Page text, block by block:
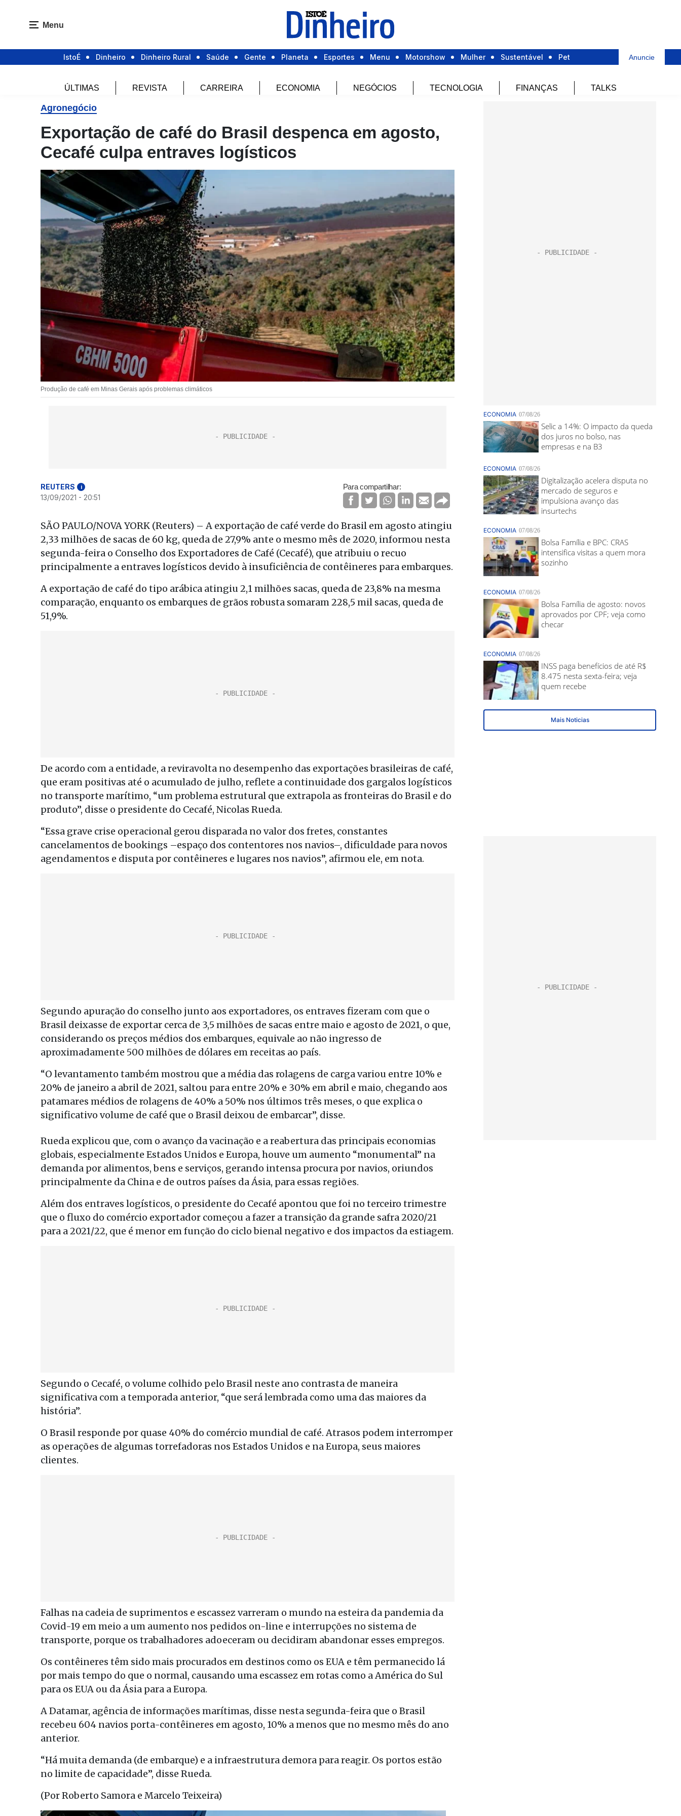
Menu
IstoÉ Dinheiro Dinheiro Rural Saúde Gente Planeta Esportes Menu Motorshow Mulher Sustentável Pet Anuncie
ÚLTIMAS REVISTA CARREIRA ECONOMIA NEGÓCIOS TECNOLOGIA FINANÇAS TALKS
Agronegócio
Exportação de café do Brasil despenca em agosto,
Cecafé culpa entraves logísticos
Produção de café em Minas Gerais após problemas climáticos
REUTERS i
13/09/2021 - 20:51
Para compartilhar:
SÃO PAULO/NOVA YORK (Reuters) – A exportação de café verde do Brasil em agosto atingiu
2,33 milhões de sacas de 60 kg, queda de 27,9% ante o mesmo mês de 2020, informou nesta
segunda-feira o Conselho dos Exportadores de Café (Cecafé), que atribuiu o recuo
principalmente a entraves logísticos devido à insuficiência de contêineres para embarques.
A exportação de café do tipo arábica atingiu 2,1 milhões sacas, queda de 23,8% na mesma
comparação, enquanto os embarques de grãos robusta somaram 228,5 mil sacas, queda de
51,9%.
De acordo com a entidade, a reviravolta no desempenho das exportações brasileiras de café,
que eram positivas até o acumulado de julho, reflete a continuidade dos gargalos logísticos
no transporte marítimo, “um problema estrutural que extrapola as fronteiras do Brasil e do
produto”, disse o presidente do Cecafé, Nicolas Rueda.
“Essa grave crise operacional gerou disparada no valor dos fretes, constantes
cancelamentos de bookings –espaço dos contentores nos navios–, dificuldade para novos
agendamentos e disputa por contêineres e lugares nos navios”, afirmou ele, em nota.
Segundo apuração do conselho junto aos exportadores, os entraves fizeram com que o
Brasil deixasse de exportar cerca de 3,5 milhões de sacas entre maio e agosto de 2021, o que,
considerando os preços médios dos embarques, equivale ao não ingresso de
aproximadamente 500 milhões de dólares em receitas ao país.
“O levantamento também mostrou que a média das rolagens de carga variou entre 10% e
20% de janeiro a abril de 2021, saltou para entre 20% e 30% em abril e maio, chegando aos
patamares médios de rolagens de 40% a 50% nos últimos três meses, o que explica o
significativo volume de café que o Brasil deixou de embarcar”, disse.
Rueda explicou que, com o avanço da vacinação e a reabertura das principais economias
globais, especialmente Estados Unidos e Europa, houve um aumento “monumental” na
demanda por alimentos, bens e serviços, gerando intensa procura por navios, oriundos
principalmente da China e de outros países da Ásia, para essas regiões.
Além dos entraves logísticos, o presidente do Cecafé apontou que foi no terceiro trimestre
que o fluxo do comércio exportador começou a fazer a transição da grande safra 2020/21
para a 2021/22, que é menor em função do ciclo bienal negativo e dos impactos da estiagem.
Segundo o Cecafé, o volume colhido pelo Brasil neste ano contrasta de maneira
significativa com a temporada anterior, “que será lembrada como uma das maiores da
história”.
O Brasil responde por quase 40% do comércio mundial de café. Atrasos podem interromper
as operações de algumas torrefadoras nos Estados Unidos e na Europa, seus maiores
clientes.
Falhas na cadeia de suprimentos e escassez varreram o mundo na esteira da pandemia da
Covid-19 em meio a um aumento nos pedidos on-line e interrupções no sistema de
transporte, porque os trabalhadores adoeceram ou decidiram abandonar esses empregos.
Os contêineres têm sido mais procurados em destinos como os EUA e têm permanecido lá
por mais tempo do que o normal, causando uma escassez em rotas como a América do Sul
para os EUA ou da Ásia para a Europa.
A Datamar, agência de informações marítimas, disse nesta segunda-feira que o Brasil
recebeu 604 navios porta-contêineres em agosto, 10% a menos que no mesmo mês do ano
anterior.
“Há muita demanda (de embarque) e a infraestrutura demora para reagir. Os portos estão
no limite de capacidade”, disse Rueda.
(Por Roberto Samora e Marcelo Teixeira)